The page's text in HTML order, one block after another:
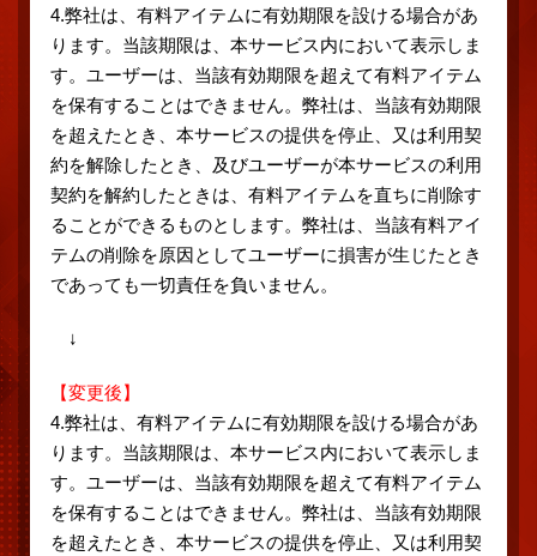
4.弊社は、有料アイテムに有効期限を設ける場合があ
ります。当該期限は、本サービス内において表示しま
す。ユーザーは、当該有効期限を超えて有料アイテム
を保有することはできません。弊社は、当該有効期限
を超えたとき、本サービスの提供を停止、又は利用契
約を解除したとき、及びユーザーが本サービスの利用
契約を解約したときは、有料アイテムを直ちに削除す
ることができるものとします。弊社は、当該有料アイ
テムの削除を原因としてユーザーに損害が生じたとき
であっても一切責任を負いません。
↓
【変更後】
4.弊社は、有料アイテムに有効期限を設ける場合があ
ります。当該期限は、本サービス内において表示しま
す。ユーザーは、当該有効期限を超えて有料アイテム
を保有することはできません。弊社は、当該有効期限
を超えたとき、本サービスの提供を停止、又は利用契